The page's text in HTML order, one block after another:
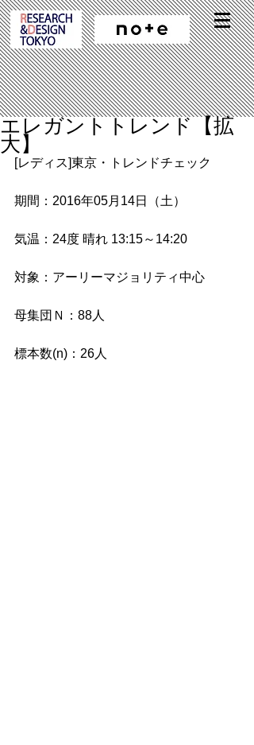
エレガントトレンド【拡
大】
[レディス]東京・トレンドチェック
期間：2016年05月14日（土）
気温：24度 晴れ 13:15～14:20
対象：アーリーマジョリティ中心
母集団Ｎ：88人
標本数(n)：26人